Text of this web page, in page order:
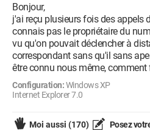
Bonjour,
j'ai reçu plusieurs fois des appels
connais pas le propriétaire du
vu qu'on pouvait déclencher à
correspondant sans qu'il sans
être connu nous même, comment
Configuration:Windows XP
Internet Explorer 7.0
Moi aussi (170) Posez